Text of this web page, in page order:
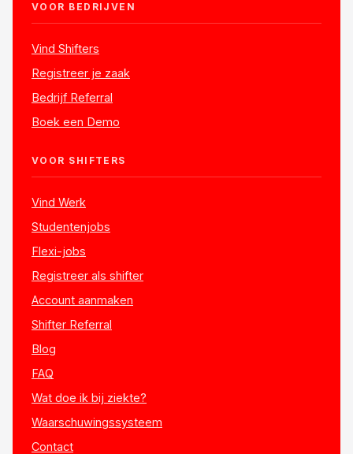
VOOR BEDRIJVEN
Vind Shifters
Registreer je zaak
Bedrijf Referral
Boek een Demo
VOOR SHIFTERS
Vind Werk
Studentenjobs
Flexi-jobs
Registreer als shifter
Account aanmaken
Shifter Referral
Blog
FAQ
Wat doe ik bij ziekte?
Waarschuwingssysteem
Contact